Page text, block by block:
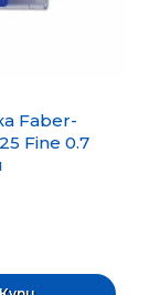
Faber-
Fine 0.7